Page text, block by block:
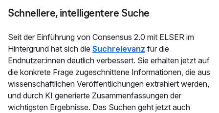
Schnellere, intelligentere Suche
Seit der Einführung von Consensus 2.0 mit ELSER im
Hintergrund hat sich die Suchrelevanz für die
Endnutzer:innen deutlich verbessert. Sie erhalten jetzt auf
die konkrete Frage zugeschnittene Informationen, die aus
wissenschaftlichen Veröffentlichungen extrahiert werden,
und durch KI generierte Zusammenfassungen der
wichtigsten Ergebnisse. Das Suchen geht jetzt auch